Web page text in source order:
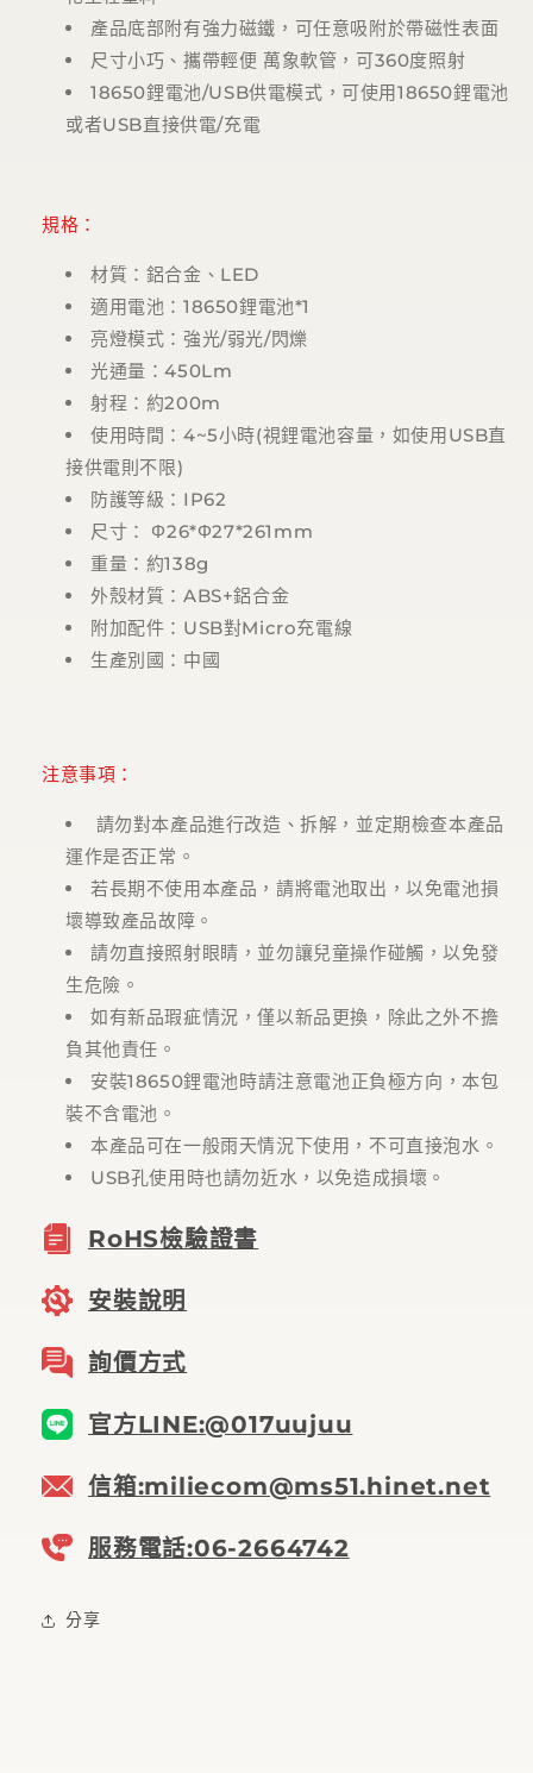
產品底部附有強力磁鐵，可任意吸附於帶磁性表面
尺寸小巧、攜帶輕便 萬象軟管，可360度照射
18650鋰電池/USB供電模式，可使用18650鋰電池
或者USB直接供電/充電
規格：
材質：鋁合金、LED
適用電池：18650鋰電池*1
亮燈模式：強光/弱光/閃爍
光通量：450Lm
射程：約200m
使用時間：4~5小時(視鋰電池容量，如使用USB直
接供電則不限)
防護等級：IP62
尺寸： Φ26*Φ27*261mm
重量：約138g
外殼材質：ABS+鋁合金
附加配件：USB對Micro充電線
生產別國：中國
注意事項：
請勿對本產品進行改造、拆解，並定期檢查本產品
運作是否正常。
若長期不使用本產品，請將電池取出，以免電池損
壞導致產品故障。
請勿直接照射眼睛，並勿讓兒童操作碰觸，以免發
生危險。
如有新品瑕疵情況，僅以新品更換，除此之外不擔
負其他責任。
安裝18650鋰電池時請注意電池正負極方向，本包
裝不含電池。
本產品可在一般雨天情況下使用，不可直接泡水。
USB孔使用時也請勿近水，以免造成損壞。
RoHS檢驗證書
安裝說明
詢價方式
官方LINE:@017uujuu
信箱:miliecom@ms51.hinet.net
服務電話:06-2664742
分享